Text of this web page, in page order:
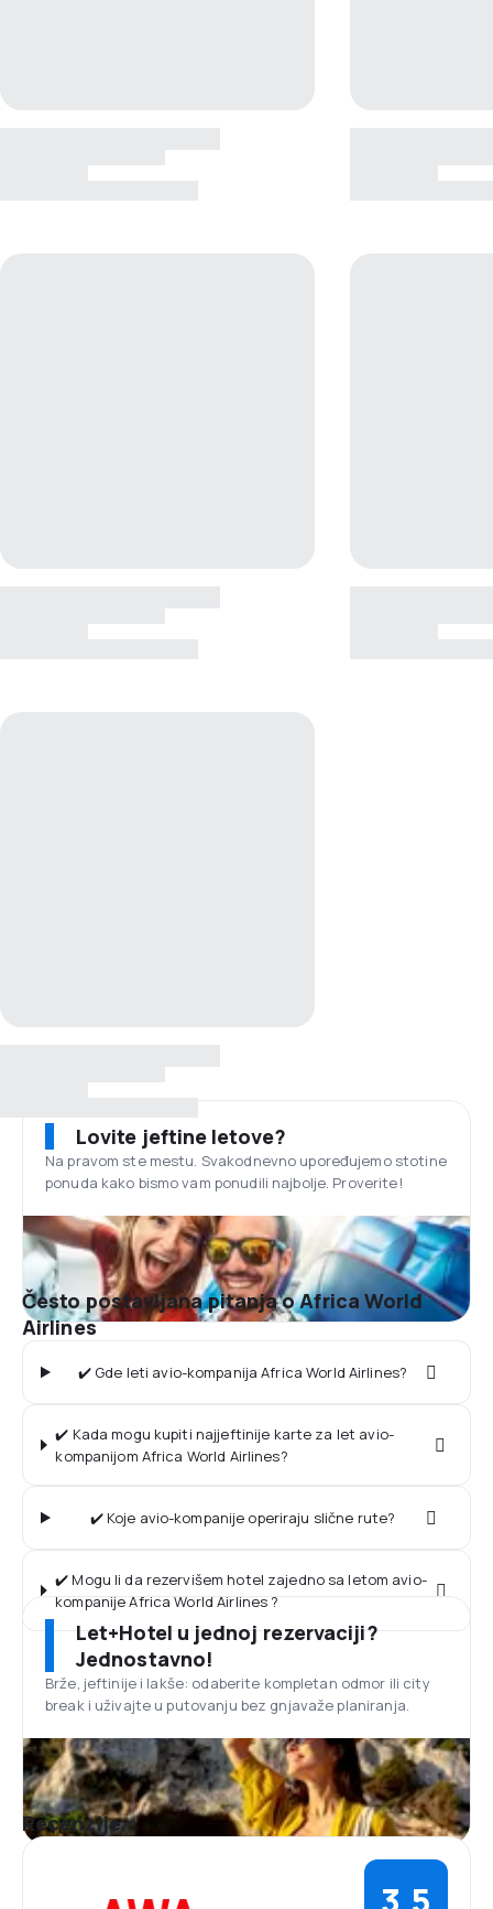
Lovite jeftine letove?
Na pravom ste mestu. Svakodnevno upoređujemo stotine
ponuda kako bismo vam ponudili najbolje. Proverite!
Često postavljana pitanja o Africa World
Airlines
✔️ Gde leti avio-kompanija Africa World Airlines?
✔️ Kada mogu kupiti najjeftinije karte za let avio-
kompanijom Africa World Airlines?
✔️ Koje avio-kompanije operiraju slične rute?
✔️ Mogu li da rezervišem hotel zajedno sa letom avio-
kompanije Africa World Airlines ?
Let+Hotel u jednoj rezervaciji?
Jednostavno!
Brže, jeftinije i lakše: odaberite kompletan odmor ili city
break i uživajte u putovanju bez gnjavaže planiranja.
Recenzije